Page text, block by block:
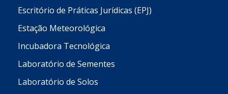
Escritório de Práticas Jurídicas (EPJ)
Estação Meteorológica
Incubadora Tecnológica
Laboratório de Sementes
Laboratório de Solos